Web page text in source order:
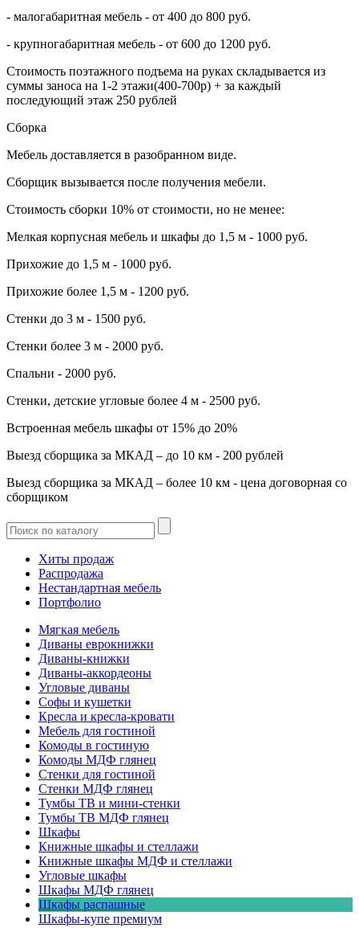
- малогабаритная мебель - от 400 до 800 руб.
- крупногабаритная мебель - от 600 до 1200 руб.
Стоимость поэтажного подъема на руках складывается из
суммы заноса на 1-2 этажи(400-700р) + за каждый
последующий этаж 250 рублей
Сборка
Мебель доставляется в разобранном виде.
Сборщик вызывается после получения мебели.
Стоимость сборки 10% от стоимости, но не менее:
Мелкая корпусная мебель и шкафы до 1,5 м - 1000 руб.
Прихожие до 1,5 м - 1000 руб.
Прихожие более 1,5 м - 1200 руб.
Стенки до 3 м - 1500 руб.
Стенки более 3 м - 2000 руб.
Спальни - 2000 руб.
Стенки, детские угловые более 4 м - 2500 руб.
Встроенная мебель шкафы от 15% до 20%
Выезд сборщика за МКАД – до 10 км - 200 рублей
Выезд сборщика за МКАД – более 10 км - цена договорная со
сборщиком
Хиты продаж
Распродажа
Нестандартная мебель
Портфолио
Мягкая мебель
Диваны еврокнижки
Диваны-книжки
Диваны-аккордеоны
Угловые диваны
Софы и кушетки
Кресла и кресла-кровати
Мебель для гостиной
Комоды в гостиную
Комоды МДФ глянец
Стенки для гостиной
Стенки МДФ глянец
Тумбы ТВ и мини-стенки
Тумбы ТВ МДФ глянец
Шкафы
Книжные шкафы и стеллажи
Книжные шкафы МДФ и стеллажи
Угловые шкафы
Шкафы МДФ глянец
Шкафы распашные
Шкафы-купе премиум